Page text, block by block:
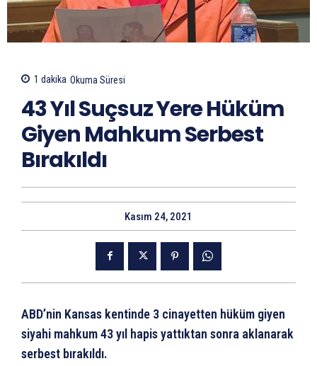
1 dakika Okuma Süresi
43 Yıl Suçsuz Yere Hüküm
Giyen Mahkum Serbest
Bırakıldı
Kasım 24, 2021
ABD’nin Kansas kentinde 3 cinayetten hüküm giyen
siyahi mahkum 43 yıl hapis yattıktan sonra aklanarak
serbest bırakıldı.